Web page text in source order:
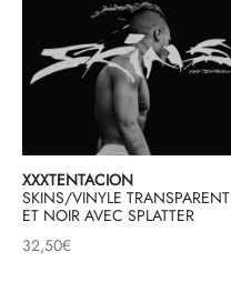
XXXTENTACION
SKINS/VINYLE TRANSPARENT
ET NOIR AVEC SPLATTER
32,50€